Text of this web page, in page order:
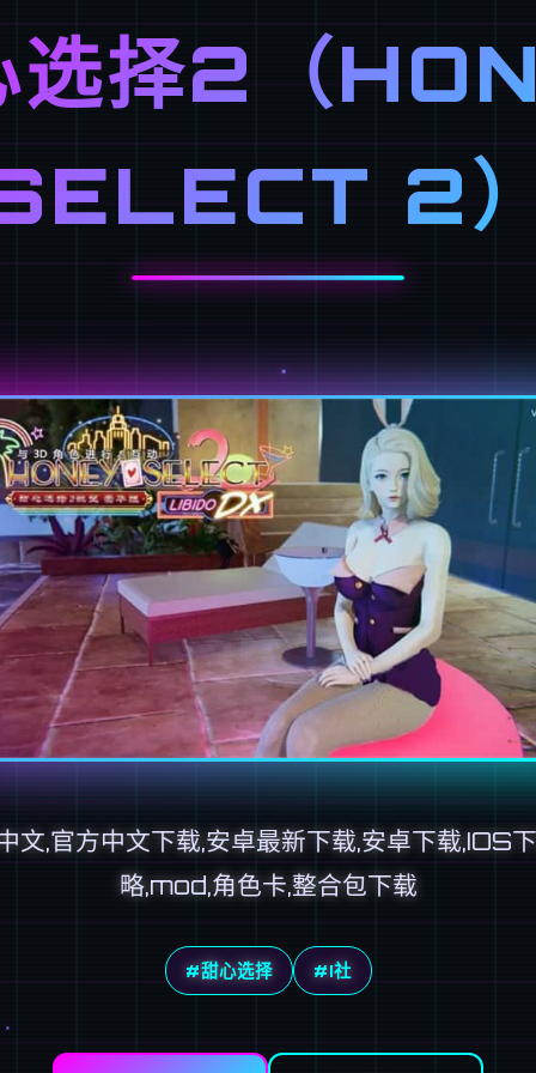
选择2（
2
文,官方中文下载,安卓最新下载,安卓下载,IOS
略,mod,角色卡,整合包下载
#甜心选择 #I社